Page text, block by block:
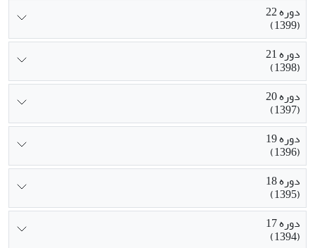
دوره 22
(1399)
دوره 21
(1398)
دوره 20
(1397)
دوره 19
(1396)
دوره 18
(1395)
دوره 17
(1394)